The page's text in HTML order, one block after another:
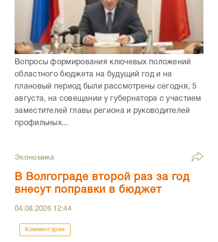
Вопросы формирования ключевых положений
областного бюджета на будущий год и на
плановый период были рассмотрены сегодня, 5
августа, на совещании у губернатора с участием
заместителей главы региона и руководителей
профильных...
Экономика
В Волгограде второй раз за год
внесут поправки в бюджет
04.08.2026 12:44
Комментарии